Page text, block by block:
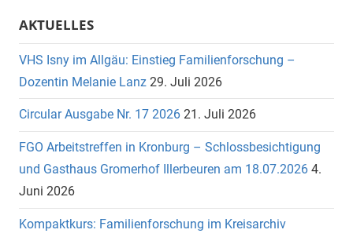
AKTUELLES
VHS Isny im Allgäu: Einstieg Familienforschung –
Dozentin Melanie Lanz 29. Juli 2026
Circular Ausgabe Nr. 17 2026 21. Juli 2026
FGO Arbeitstreffen in Kronburg – Schlossbesichtigung
und Gasthaus Gromerhof Illerbeuren am 18.07.2026 4.
Juni 2026
Kompaktkurs: Familienforschung im Kreisarchiv